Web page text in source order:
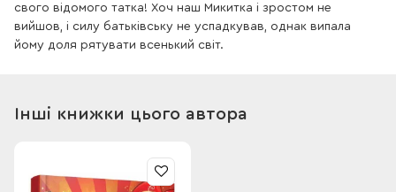
свого відомого татка! Хоч наш Микитка і зростом не
вийшов, і силу батьківську не успадкував, однак випала
йому доля рятувати всенький світ.
Інші книжки цього автора